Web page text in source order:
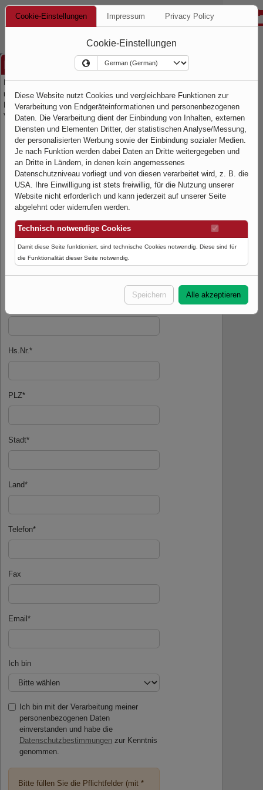
Registrierung
Hier können Sie sich für die Anwendung
registrieren. Dazu füllen Sie bitte das
Kontaktformular aus und klicken auf senden.
Vielen Dank für Ihr Interesse.
Vorname*
Nachname*
Firma
Hs.Nr.*
PLZ*
Stadt*
Land*
Telefon*
Fax
Email *
Ich bin
Ich bin mit der Verarbeitung meiner
personenbezogenen Daten
einverstanden und habe die
Datenschutzbestimmungen zur Kenntnis
genommen.
Bitte füllen Sie die Pflichtfelder (mit *
Cookie-Einstellungen Impressum Privacy Policy
Cookie-Einstellungen
Diese Website nutzt Cookies und vergleichbare Funktionen zur
Verarbeitung von Endgeräteinformationen und personenbezogenen
Daten. Die Verarbeitung dient der Einbindung von Inhalten, externen
Diensten und Elementen Dritter, der statistischen Analyse/Messung,
der personalisierten Werbung sowie der Einbindung sozialer Medien.
Je nach Funktion werden dabei Daten an Dritte weitergegeben und
an Dritte in Ländern, in denen kein angemessenes
Datenschutzniveau vorliegt und von diesen verarbeitet wird, z. B. die
USA. Ihre Einwilligung ist stets freiwillig, für die Nutzung unserer
Website nicht erforderlich und kann jederzeit auf unserer Seite
abgelehnt oder widerrufen werden.
Technisch notwendige Cookies
Damit diese Seite funktioniert, sind technische Cookies notwendig. Diese sind für
die Funktionalität dieser Seite notwendig.
Speichern Alle akzeptieren